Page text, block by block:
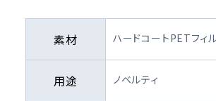
素材 ハードコートPETフィル
用途 ノベルティ